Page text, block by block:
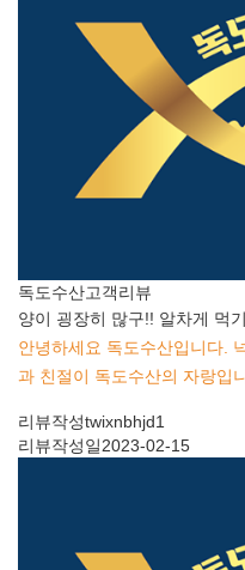
독도수산고객리뷰
양이 굉장히 많구!! 알차게 먹
안녕하세요 독도수산입니다.
과 친절이 독도수산의 자랑입
리뷰작성twixnbhjd1
리뷰작성일2023-02-15